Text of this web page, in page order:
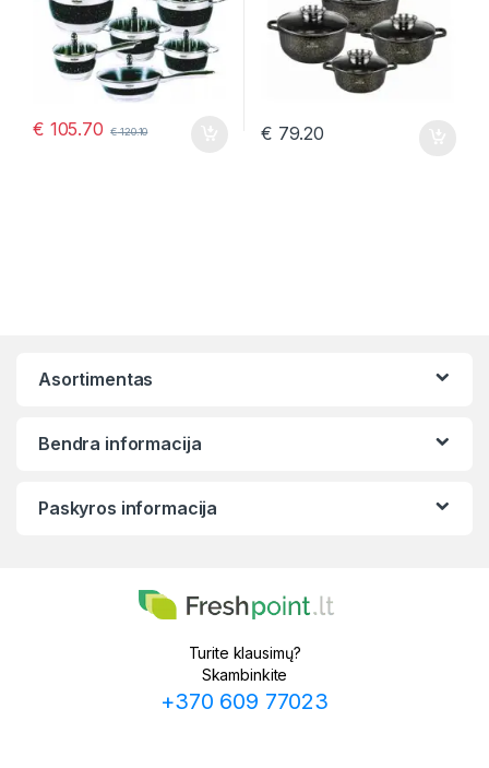
€ 105.70 €120.10 € 79.20
Asortimentas
Bendra informacija
Paskyros informacija
Turite klausimų?
Skambinkite
+370 609 77023